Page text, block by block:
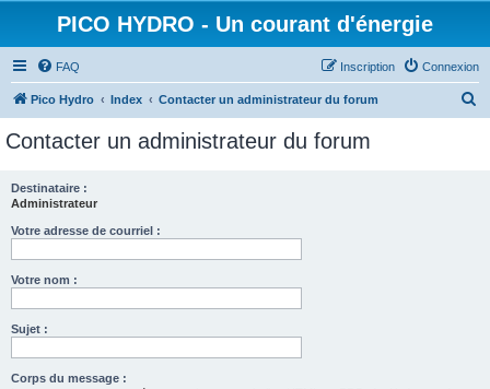
PICO HYDRO - Un courant d'énergie
FAQ Connexion
Inscription
Pico Hydro Index Contacter un administrateur du forum
Contacter un administrateur du forum
Destinataire :
Administrateur
Votre adresse de courriel :
Votre nom :
Sujet :
Corps du message :